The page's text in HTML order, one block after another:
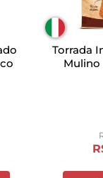
Torrada
Mulino